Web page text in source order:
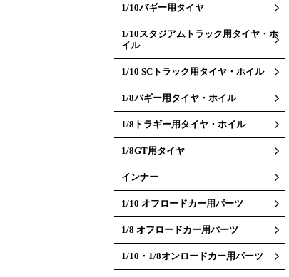
1/10バギー用タイヤ
1/10スタジアムトラック用タイヤ・ホ
イル
1/10 SCトラック用タイヤ・ホイル
1/8バギー用タイヤ・ホイル
1/8トラギー用タイヤ・ホイル
1/8GT用タイヤ
インナー
1/10 オフロードカー用パーツ
1/8 オフロードカー用パーツ
1/10・1/8オンロードカー用パーツ